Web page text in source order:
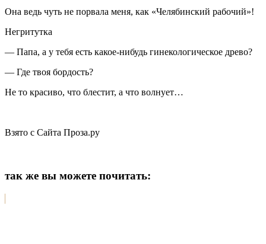
Она ведь чуть не порвала меня, как «Челябинский рабочий»!
Негритутка
— Папа, а у тебя есть какое-нибудь гинекологическое древо?
— Где твоя бордость?
Не то красиво, что блестит, а что волнует…
Взято с Сайта Проза.ру
так же вы можете почитать: